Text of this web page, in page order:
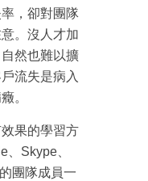
，卻對團隊
。沒人才加
然也難以擴
流失是病入
。
果的學習方
Skype、
團隊成員一